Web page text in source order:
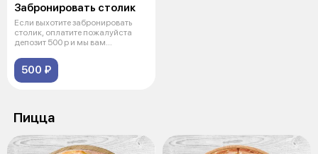
Забронировать столик
Если выхотите забронировать
столик, оплатите пожалуйста
депозит 500 р и мы вам
500 ₽
Пицца